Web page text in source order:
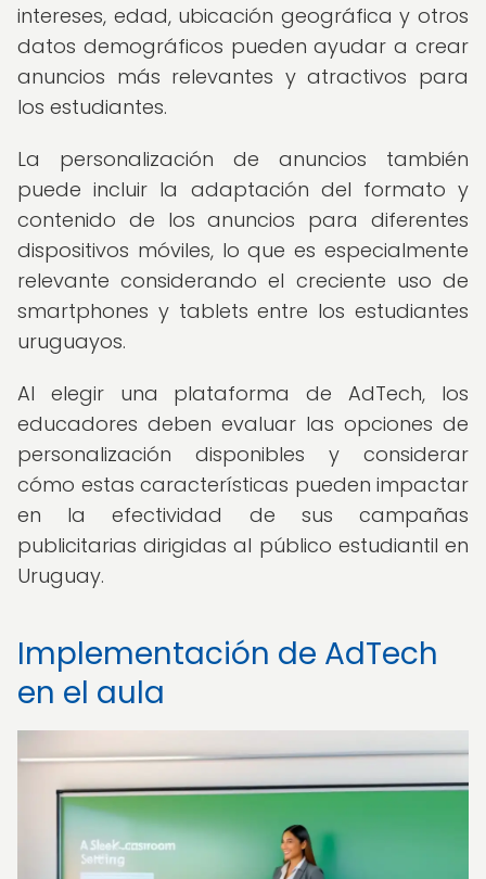
intereses, edad, ubicación geográfica y otros
datos demográficos pueden ayudar a crear
anuncios más relevantes y atractivos para
los estudiantes.
La personalización de anuncios también
puede incluir la adaptación del formato y
contenido de los anuncios para diferentes
dispositivos móviles, lo que es especialmente
relevante considerando el creciente uso de
smartphones y tablets entre los estudiantes
uruguayos.
Al elegir una plataforma de AdTech, los
educadores deben evaluar las opciones de
personalización disponibles y considerar
cómo estas características pueden impactar
en la efectividad de sus campañas
publicitarias dirigidas al público estudiantil en
Uruguay.
Implementación de AdTech
en el aula